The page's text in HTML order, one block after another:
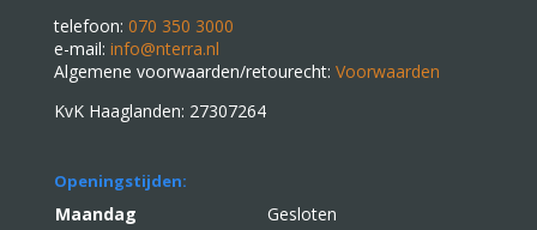
telefoon: 070 350 3000
e-mail: info@nterra.nl
Algemene voorwaarden/retourecht: Voorwaarden
KvK Haaglanden: 27307264
Openingstijden:
Maandag
Gesloten